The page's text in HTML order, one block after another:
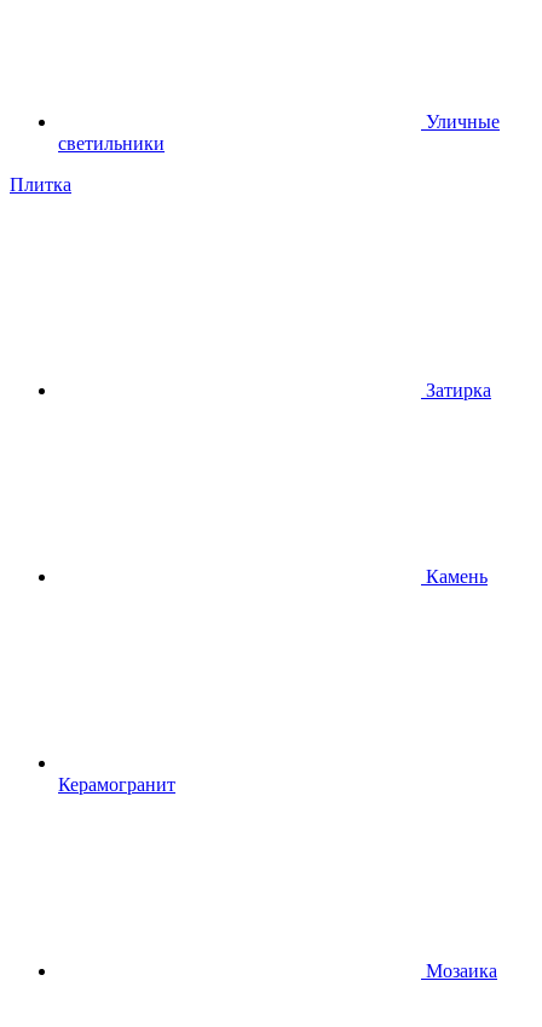
Уличные
светильники
Плитка
Затирка
Камень
Керамогранит
Мозаика